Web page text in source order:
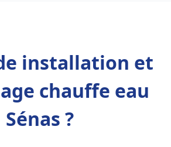
installation et
chauffe eau
Sénas ?